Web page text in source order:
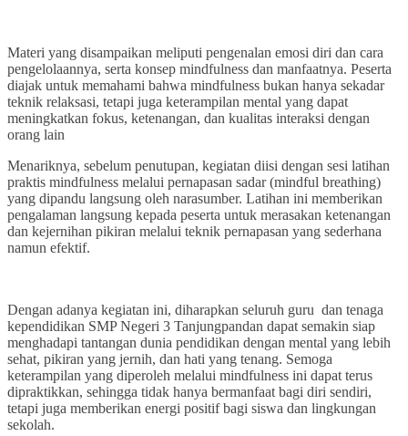
Materi yang disampaikan meliputi pengenalan emosi diri dan cara
pengelolaannya, serta konsep mindfulness dan manfaatnya. Peserta
diajak untuk memahami bahwa mindfulness bukan hanya sekadar
teknik relaksasi, tetapi juga keterampilan mental yang dapat
meningkatkan fokus, ketenangan, dan kualitas interaksi dengan
orang lain
Menariknya, sebelum penutupan, kegiatan diisi dengan sesi latihan
praktis mindfulness melalui pernapasan sadar (mindful breathing)
yang dipandu langsung oleh narasumber. Latihan ini memberikan
pengalaman langsung kepada peserta untuk merasakan ketenangan
dan kejernihan pikiran melalui teknik pernapasan yang sederhana
namun efektif.
Dengan adanya kegiatan ini, diharapkan seluruh guru dan tenaga
kependidikan SMP Negeri 3 Tanjungpandan dapat semakin siap
menghadapi tantangan dunia pendidikan dengan mental yang lebih
sehat, pikiran yang jernih, dan hati yang tenang. Semoga
keterampilan yang diperoleh melalui mindfulness ini dapat terus
dipraktikkan, sehingga tidak hanya bermanfaat bagi diri sendiri,
tetapi juga memberikan energi positif bagi siswa dan lingkungan
sekolah.